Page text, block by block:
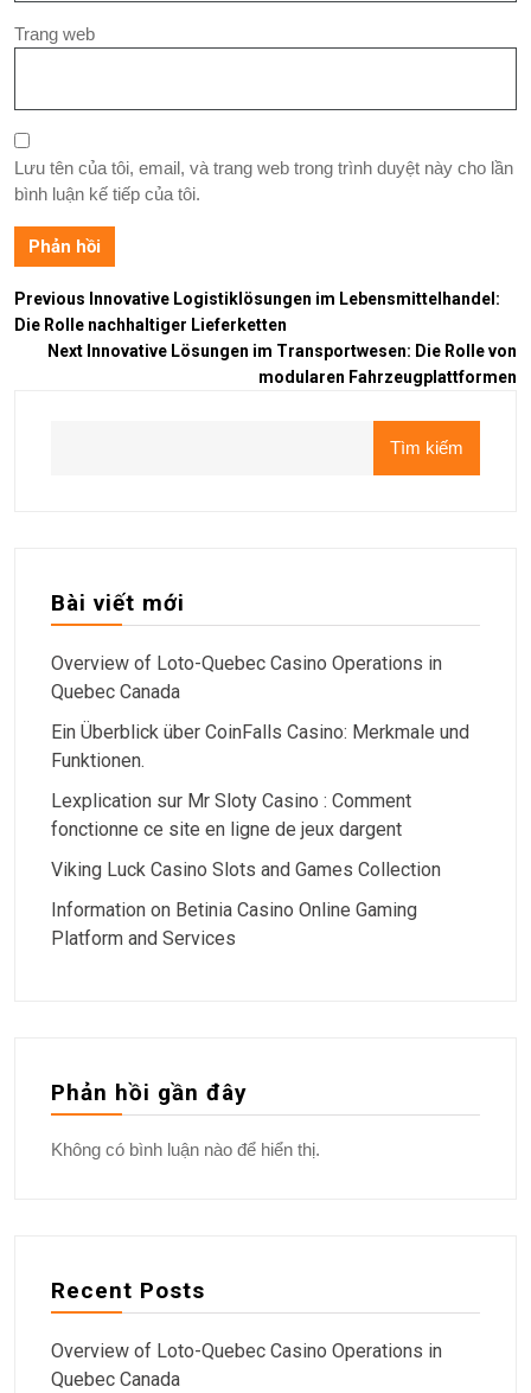
Trang web
Lưu tên của tôi, email, và trang web trong trình duyệt này cho lần
bình luận kế tiếp của tôi.
Previous Innovative Logistiklösungen im Lebensmittelhandel:
Die Rolle nachhaltiger Lieferketten
Next Innovative Lösungen im Transportwesen: Die Rolle von
modularen Fahrzeugplattformen
Tìm kiếm
Bài viết mới
Overview of Loto-Quebec Casino Operations in
Quebec Canada
Ein Überblick über CoinFalls Casino: Merkmale und
Funktionen.
Lexplication sur Mr Sloty Casino : Comment
fonctionne ce site en ligne de jeux dargent
Viking Luck Casino Slots and Games Collection
Information on Betinia Casino Online Gaming
Platform and Services
Phản hồi gần đây
Không có bình luận nào để hiển thị.
Recent Posts
Overview of Loto-Quebec Casino Operations in
Quebec Canada